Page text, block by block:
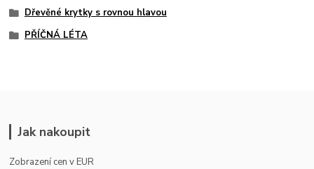
Dřevěné krytky s rovnou hlavou
PŘÍČNÁ LÉTA
Jak nakoupit
Zobrazení cen v EUR